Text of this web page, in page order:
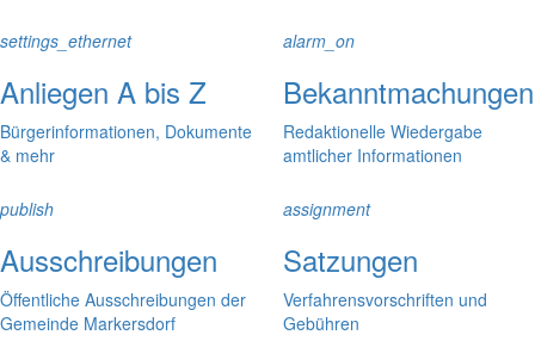
settings_ethernet
Anliegen A bis Z
Bürgerinformationen, Dokumente
& mehr
alarm_on
Bekanntmachungen
Redaktionelle Wiedergabe
amtlicher Informationen
publish
Ausschreibungen
Öffentliche Ausschreibungen der
Gemeinde Markersdorf
assignment
Satzungen
Verfahrensvorschriften und
Gebühren